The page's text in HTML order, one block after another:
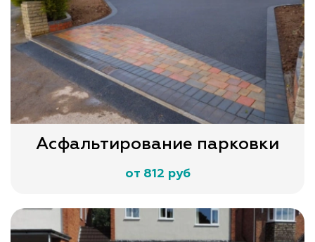
Асфальтирование парковки
от 812 руб